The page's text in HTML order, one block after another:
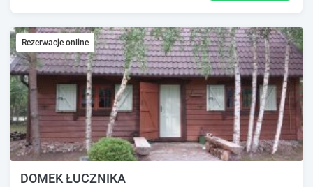
Rezerwacje online
DOMEK ŁUCZNIKA